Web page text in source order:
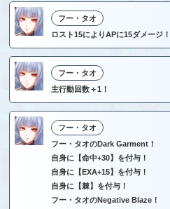
フー・タオ
ロスト15によりAPに15ダメージ！
フー・タオ
主行動回数＋1！
フー・タオ
フー・タオのDark Garment！
自身に【命中+30】を付与！
自身に【EXA+15】を付与！
自身に【棘】を付与！
フー・タオのNegative Blaze！